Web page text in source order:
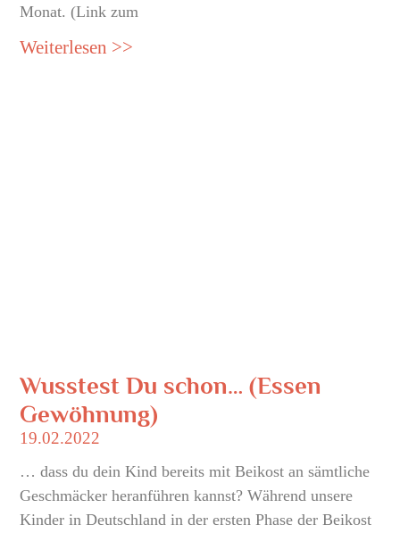
Monat. (Link zum
Weiterlesen >>
Wusstest Du schon… (Essen
Gewöhnung)
19.02.2022
… dass du dein Kind bereits mit Beikost an sämtliche
Geschmäcker heranführen kannst? Während unsere
Kinder in Deutschland in der ersten Phase der Beikost